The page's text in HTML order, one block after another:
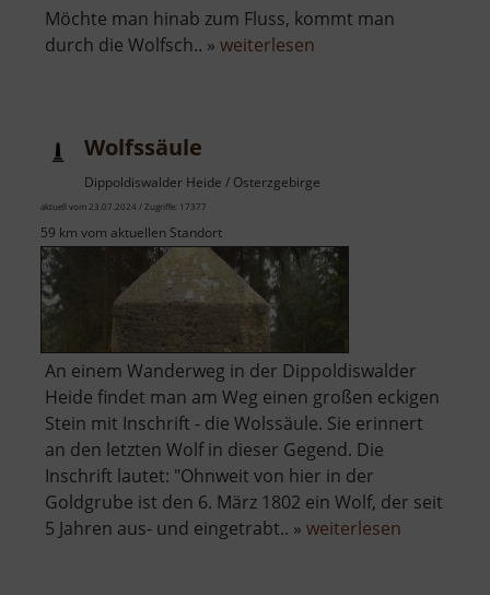
Möchte man hinab zum Fluss, kommt man
durch die Wolfsch.. » weiterlesen
Wolfssäule
Dippoldiswalder Heide / Osterzgebirge
aktuell vom 23.07.2024 / Zugriffe: 17377
59 km vom aktuellen Standort
An einem Wanderweg in der Dippoldiswalder
Heide findet man am Weg einen großen eckigen
Stein mit Inschrift - die Wolssäule. Sie erinnert
an den letzten Wolf in dieser Gegend. Die
Inschrift lautet: "Ohnweit von hier in der
Goldgrube ist den 6. März 1802 ein Wolf, der seit
5 Jahren aus- und eingetrabt.. » weiterlesen